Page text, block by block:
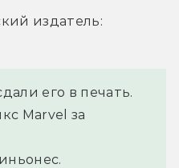
издатель:
его в печать.
Marvel за